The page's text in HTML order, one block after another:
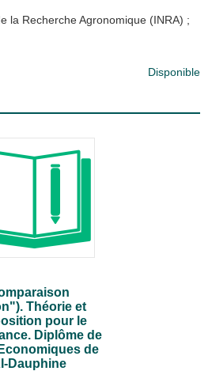
la Recherche Agronomique (INRA) ;
Disponible
Théorie et
pour le
Diplôme de
de
Dauphine